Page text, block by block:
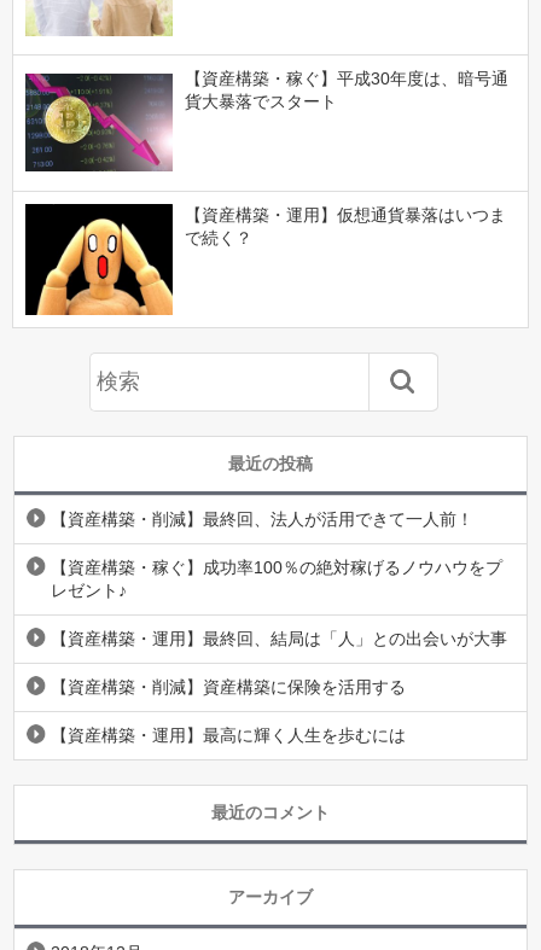
【資産構築・稼ぐ】平成30年度は、暗号通
貨大暴落でスタート
【資産構築・運用】仮想通貨暴落はいつま
で続く？
最近の投稿
【資産構築・削減】最終回、法人が活用できて一人前！
【資産構築・稼ぐ】成功率100％の絶対稼げるノウハウをプ
レゼント♪
【資産構築・運用】最終回、結局は「人」との出会いが大事
【資産構築・削減】資産構築に保険を活用する
【資産構築・運用】最高に輝く人生を歩むには
最近のコメント
アーカイブ